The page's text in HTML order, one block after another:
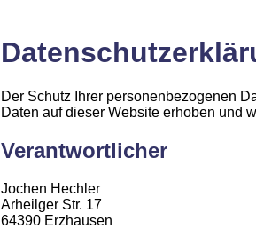
Der Schutz Ihrer personenbezogenen
Daten auf dieser Website erhoben und
Verantwortlicher
Jochen Hechler
Arheilger Str. 17
64390 Erzhausen